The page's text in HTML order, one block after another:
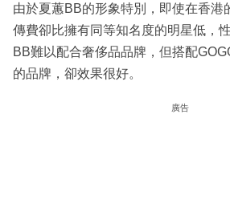
由於夏蕙BB的形象特別，即使在香港
傳費卻比擁有同等知名度的明星低，
BB難以配合奢侈品品牌，但搭配
的品牌，卻效果很好。
廣告